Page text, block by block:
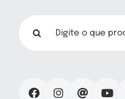
resultados